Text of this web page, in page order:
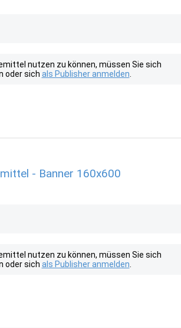
nutzen zu können, müssen Sie sich
oder sich als Publisher anmelden
- Banner 160x600
nutzen zu können, müssen Sie sich
oder sich als Publisher anmelden